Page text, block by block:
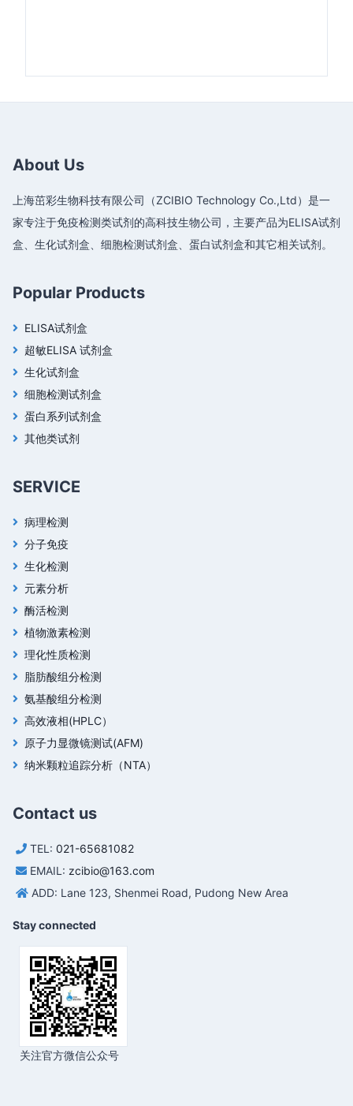
About Us
上海茁彩生物科技有限公司（ZCIBIO Technology Co.,Ltd）是一
家专注于免疫检测类试剂的高科技生物公司，主要产品为ELISA试剂
盒、生化试剂盒、细胞检测试剂盒、蛋白试剂盒和其它相关试剂。
Popular Products
ELISA试剂盒
超敏ELISA 试剂盒
生化试剂盒
细胞检测试剂盒
蛋白系列试剂盒
其他类试剂
SERVICE
病理检测
分子免疫
生化检测
元素分析
酶活检测
植物激素检测
理化性质检测
脂肪酸组分检测
氨基酸组分检测
高效液相(HPLC）
原子力显微镜测试(AFM)
纳米颗粒追踪分析（NTA）
Contact us
TEL: 021-65681082
EMAIL: zcibio@163.com
ADD: Lane 123, Shenmei Road, Pudong New Area
Stay connected
关注官方微信公众号